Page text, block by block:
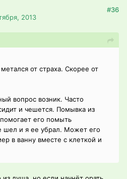
2013
#36
от страха. Скорее от
вопрос возник. Часто
и чешется. Помывка из
его помыть
шел и я ее убрал. Может его
в ванну вместе с клеткой и